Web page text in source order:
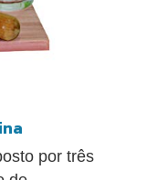
por três